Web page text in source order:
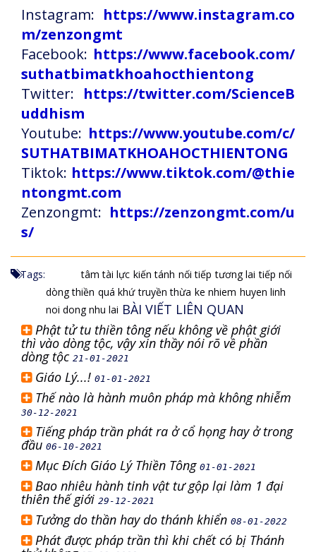
Instagram: https://www.instagram.co
m/zenzongmt
Facebook: https://www.facebook.com/
suthatbimatkhoahocthientong
Twitter: https://twitter.com/ScienceB
uddhism
Youtube: https://www.youtube.com/c/
SUTHATBIMATKHOAHOCTHIENTONG
Tiktok: https://www.tiktok.com/@thie
ntongmt.com
Zenzongmt: https://zenzongmt.com/u
s/
Tags: tâm tài lực kiến tánh nối tiếp tương lai tiếp nối
dòng thiền quá khứ truyền thừa ke nhiem huyen linh
noi dong nhu lai BÀI VIẾT LIÊN QUAN
Phật tử tu thiền tông nếu không về phật giới
thì vào dòng tộc, vậy xin thầy nói rõ về phần
dòng tộc 21-01-2021
Giáo Lý...! 01-01-2021
Thế nào là hành muôn pháp mà không nhiễm
30-12-2021
Tiếng pháp trần phát ra ở cổ họng hay ở trong
đầu 06-10-2021
Mục Đích Giáo Lý Thiền Tông 01-01-2021
Bao nhiêu hành tinh vật tư gộp lại làm 1 đại
thiên thế giới 29-12-2021
Tưởng do thần hay do thánh khiển 08-01-2022
Phát được pháp trần thì khi chết có bị Thánh